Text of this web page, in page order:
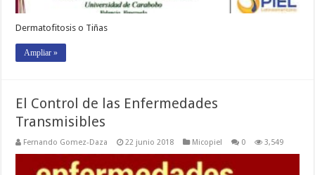
Dermatofitosis o Tiñas
Ampliar »
El Control de las Enfermedades
Transmisibles
Fernando Gomez-Daza 22 junio 2018 Micopiel 0 3,549